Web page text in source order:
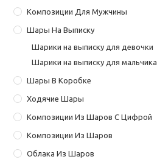
Композиции Для Мужчины
Шары На Выписку
Шарики на выписку для девочки
Шарики на выписку для мальчика
Шары В Коробке
Ходячие Шары
Композиции Из Шаров С Цифрой
Композиции Из Шаров
Облака Из Шаров